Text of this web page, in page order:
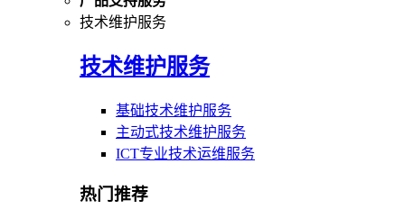
技术维护服务
技术维护服务
基础技术维护服务
主动式技术维护服务
ICT专业技术运维服务
热门推荐